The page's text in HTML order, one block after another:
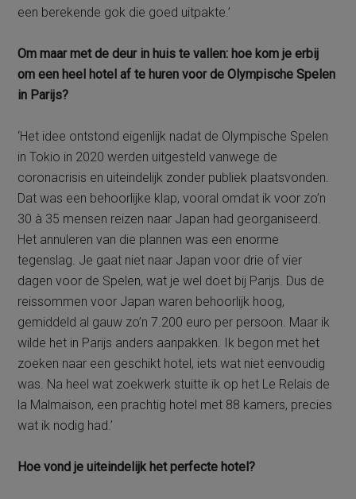
een berekende gok die goed uitpakte.’
Om maar met de deur in huis te vallen: hoe kom je erbij
om een heel hotel af te huren voor de Olympische Spelen
in Parijs?
‘Het idee ontstond eigenlijk nadat de Olympische Spelen
in Tokio in 2020 werden uitgesteld vanwege de
coronacrisis en uiteindelijk zonder publiek plaatsvonden.
Dat was een behoorlijke klap, vooral omdat ik voor zo’n
30 à 35 mensen reizen naar Japan had georganiseerd.
Het annuleren van die plannen was een enorme
tegenslag. Je gaat niet naar Japan voor drie of vier
dagen voor de Spelen, wat je wel doet bij Parijs. Dus de
reissommen voor Japan waren behoorlijk hoog,
gemiddeld al gauw zo’n 7.200 euro per persoon. Maar ik
wilde het in Parijs anders aanpakken. Ik begon met het
zoeken naar een geschikt hotel, iets wat niet eenvoudig
was. Na heel wat zoekwerk stuitte ik op het Le Relais de
la Malmaison, een prachtig hotel met 88 kamers, precies
wat ik nodig had.’
Hoe vond je uiteindelijk het perfecte hotel?